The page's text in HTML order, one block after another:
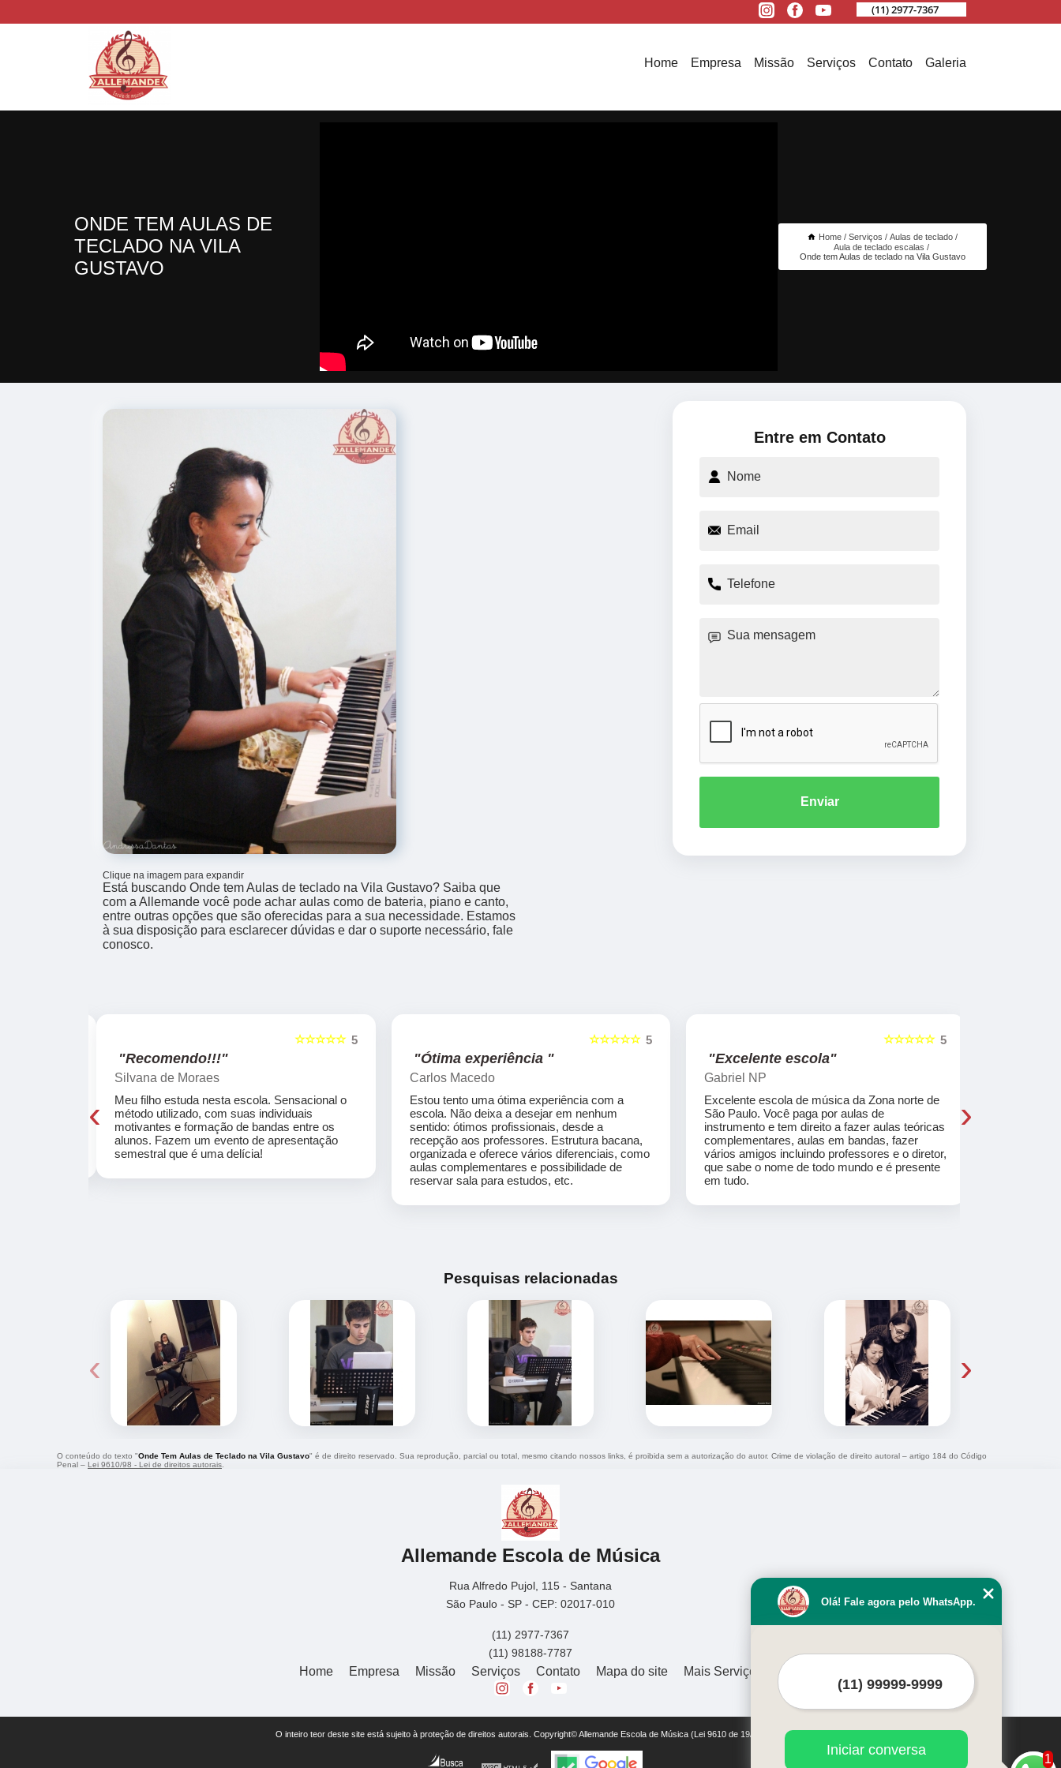
(11) 2977-7367
Home Empresa Missão Serviços Contato Galeria
ONDE TEM AULAS DE
TECLADO NA VILA
GUSTAVO
Home Serviços
Aulas de teclado
Aula de teclado escalas
Onde tem Aulas de teclado na Vila Gustavo
Clique na imagem para expandir
Está buscando Onde tem Aulas de teclado na Vila Gustavo? Saiba que
com a Allemande você pode achar aulas como de bateria, piano e canto,
entre outras opções que são oferecidas para a sua necessidade. Estamos
à sua disposição para esclarecer dúvidas e dar o suporte necessário, fale
conosco.
Entre em Contato
Enviar
5
☆☆☆☆☆
"Recomendo!!!"
Silvana de Moraes
Meu filho estuda nesta escola. Sensacional o
método utilizado, com suas individuais
motivantes e formação de bandas entre os
alunos. Fazem um evento de apresentação
semestral que é uma delícia!
5
☆☆☆☆☆
"Ótima experiência "
Carlos Macedo
Estou tento uma ótima experiência com a
escola. Não deixa a desejar em nenhum
sentido: ótimos profissionais, desde a
recepção aos professores. Estrutura bacana,
organizada e oferece vários diferenciais, como
aulas complementares e possibilidade de
reservar sala para estudos, etc.
5
☆☆☆☆☆
"Excelente escola"
Gabriel NP
Excelente escola de música da Zona norte de
São Paulo. Você paga por aulas de
instrumento e tem direito a fazer aulas teóricas
complementares, aulas em bandas, fazer
vários amigos incluindo professores e o diretor,
que sabe o nome de todo mundo e é presente
em tudo.
‹ ›
Pesquisas relacionadas
‹ ›
O conteúdo do texto "Onde Tem Aulas de Teclado na Vila Gustavo" é de direito reservado. Sua reprodução, parcial ou total, mesmo citando nossos links, é proibida sem a autorização do autor. Crime de violação de direito autoral – artigo 184 do Código
Penal – Lei 9610/98 - Lei de direitos autorais
Allemande Escola de Música
Rua Alfredo Pujol, 115 - Santana
São Paulo - SP - CEP: 02017-010
(11) 2977-7367
(11) 98188-7787
Home Empresa Missão Serviços Contato Mapa do site Mais Serviços
O inteiro teor deste site está sujeito à proteção de direitos autorais. Copyright© Allemande Escola de Música (Lei 9610 de 19/02/1998)
1
Olá! Fale agora pelo WhatsApp.
Iniciar conversa